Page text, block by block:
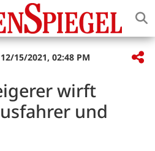
15/2021, 02:48 PM
wirft
und